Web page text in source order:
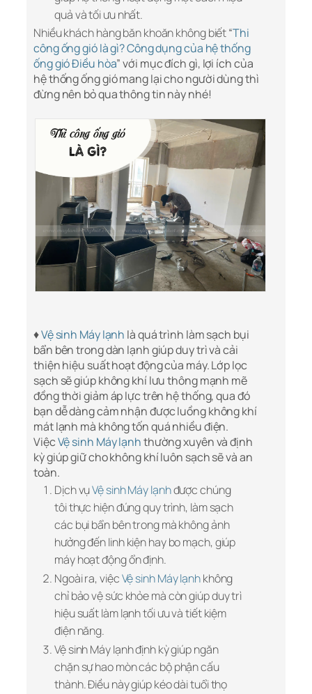
quả và tối ưu nhất.
Nhiều khách hàng băn khoăn không biết“Thi
công ống gió là gì? Công dụng của hệ thống
ống gió Điều hòa” với mục đích gì, lợi ích của
hệ thống ống gió mang lại cho người dùng thì
đừng nên bỏ qua thông tin này nhé!
♦Vệ sinh Máy lạnh là quá trình làm sạch bụi
bẩn bên trong dàn lạnh giúp duy trì và cải
thiện hiệu suất hoạt động của máy. Lớp lọc
sạch sẽ giúp không khí lưu thông mạnh mẽ
đồng thời giảm áp lực trên hệ thống, qua đó
bạn dễ dàng cảm nhận được luồng không khí
mát lạnh mà không tốn quá nhiều điện.
ViệcVệ sinh Máy lạnhthường xuyên và định
kỳ giúp giữ cho không khí luôn sạch sẽ và an
toàn.
Dịch vụVệ sinh Máy lạnhđược chúng
tôi thực hiện đúng quy trình, làm sạch
các bụi bẩn bên trong mà không ảnh
hưởng đến linh kiện hay bo mạch, giúp
máy hoạt động ổn định.
Ngoài ra, việcVệ sinh Máy lạnhkhông
chỉ bảo vệ sức khỏe mà còn giúp duy trì
hiệu suất làm lạnh tối ưu và tiết kiệm
điện năng.
Vệ sinh Máy lạnh định kỳ giúp ngăn
chặn sự hao mòn các bộ phận cấu
thành. Điều này giúp kéo dài tuổi thọ